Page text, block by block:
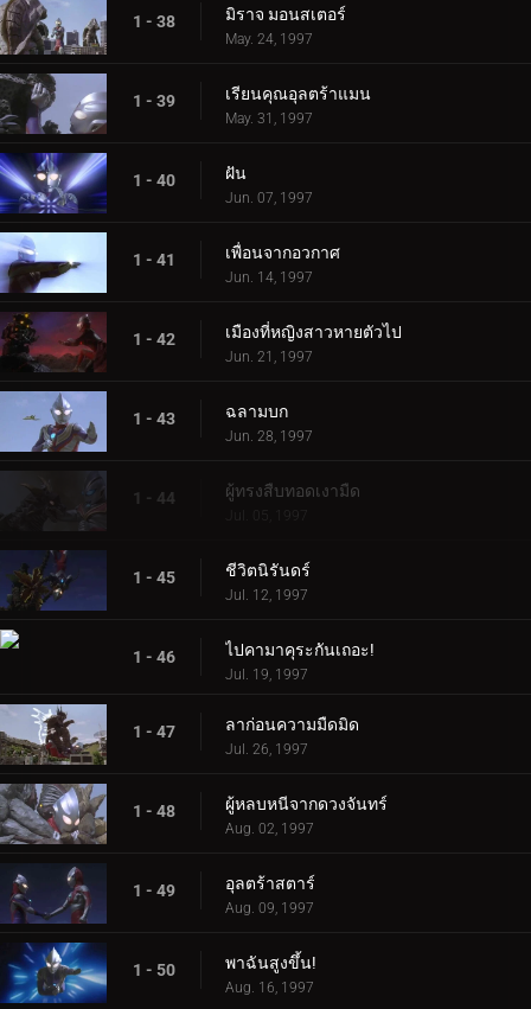
1 - 38 มิราจ มอนสเตอร์
May. 24, 1997
1 - 39 เรียนคุณอุลตร้าแมน
May. 31, 1997
1 - 40 ฝัน
Jun. 07, 1997
1 - 41 เพื่อนจากอวกาศ
Jun. 14, 1997
1 - 42 เมืองที่หญิงสาวหายตัวไป
Jun. 21, 1997
1 - 43 ฉลามบก
Jun. 28, 1997
1 - 44 ผู้ทรงสืบทอดเงามืด
Jul. 05, 1997
1 - 45 ชีวิตนิรันดร์
Jul. 12, 1997
1 - 46 ไปคามาคุระกันเถอะ!
Jul. 19, 1997
1 - 47 ลาก่อนความมืดมิด
Jul. 26, 1997
1 - 48 ผู้หลบหนีจากดวงจันทร์
Aug. 02, 1997
1 - 49 อุลตร้าสตาร์
Aug. 09, 1997
1 - 50 พาฉันสูงขึ้น!
Aug. 16, 1997